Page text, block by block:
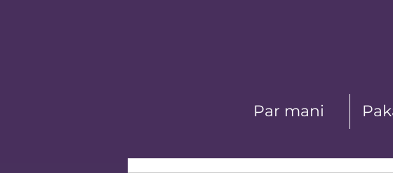
Par mani